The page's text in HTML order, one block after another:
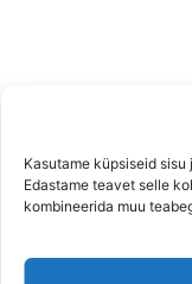
Kasutame küpsiseid
Edastame teavet selle
kombineerida muu